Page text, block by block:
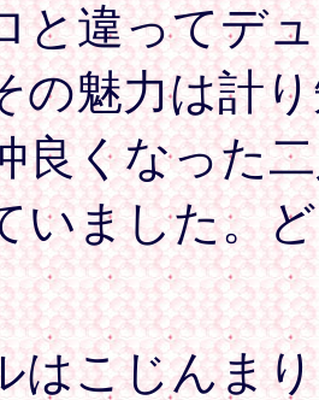
と違ってデ
の魅力は計
良くなった
いました。
はこじんま